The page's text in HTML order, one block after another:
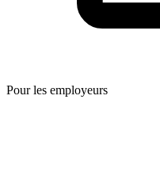
Pour les employeurs